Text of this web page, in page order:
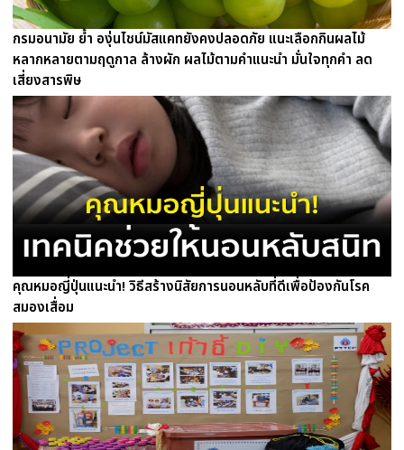
กรมอนามัย ย้ำ องุ่นไชน์มัสแคทยังคงปลอดภัย แนะเลือกกินผลไม้
หลากหลายตามฤดูกาล ล้างผัก ผลไม้ตามคำแนะนำ มั่นใจทุกคำ ลด
เสี่ยงสารพิษ
คุณหมอญี่ปุ่นแนะนำ! วิธีสร้างนิสัยการนอนหลับที่ดีเพื่อป้องกันโรค
สมองเสื่อม